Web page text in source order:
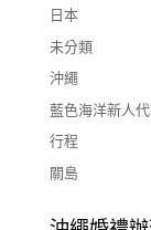
日本
未分類
沖繩
藍色海洋新人
行程
關島